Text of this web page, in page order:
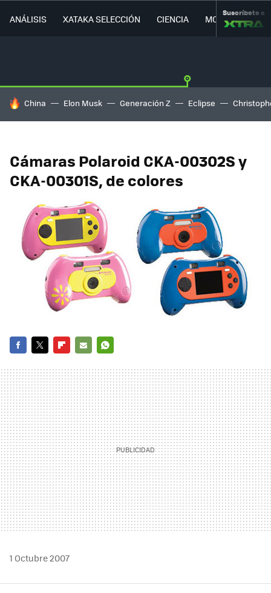
ANÁLISIS XATAKA SELECCIÓN CIENCIA MOVILIDAD
Suscríbete a
HOY SE HABLA DE
China Elon Musk Generación Z Eclipse
Cámaras Polaroid CKA-00302S y
CKA-00301S, de colores
MAIL
1 Octubre 2007